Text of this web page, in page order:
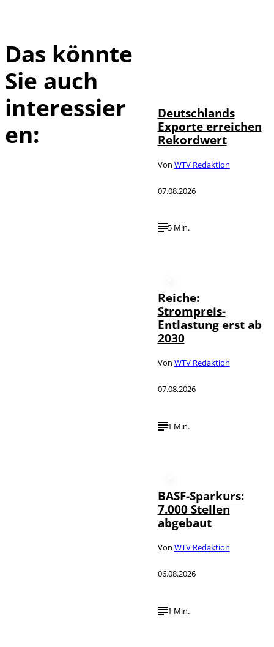
Das könnte
Sie auch
interessier
en:
Deutschlands
Exporte erreichen
Rekordwert
Von WTV Redaktion
07.08.2026
5 Min.
Reiche:
Strompreis-
Entlastung erst ab
2030
Von WTV Redaktion
07.08.2026
1 Min.
BASF-Sparkurs:
7.000 Stellen
abgebaut
Von WTV Redaktion
06.08.2026
1 Min.